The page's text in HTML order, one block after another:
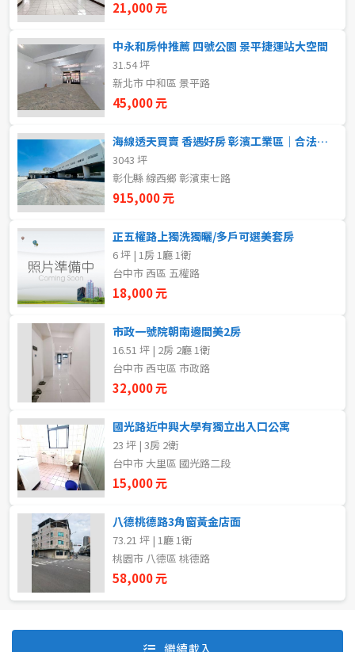
預設排序
21樓以上
~ 樓
格局
不拘
1房
2房 3房
租金(元)
自租
房東自租
21,000 元
中永和房仲推薦 四號公園 景平捷運站大空間
31.54 坪
新北市 中和區 景平路
45,000 元
海線透天買賣 香遇好房 彰濱工業區｜合法三照廠房出租
3043 坪
彰化縣 線西鄉 彰濱東七路
915,000 元
正五權路上獨洗獨曬/多戶可選美套房
6 坪 | 1房 1廳 1衛
台中市 西區 五權路
18,000 元
市政一號院朝南邊間美2房
16.51 坪 | 2房 2廳 1衛
台中市 西屯區 市政路
32,000 元
國光路近中興大學有獨立出入口公寓
23 坪 | 3房 2衛
台中市 大里區 國光路二段
15,000 元
八德桃德路3角窗黃金店面
73.21 坪 | 1廳 1衛
桃園市 八德區 桃德路
58,000 元
繼續載入